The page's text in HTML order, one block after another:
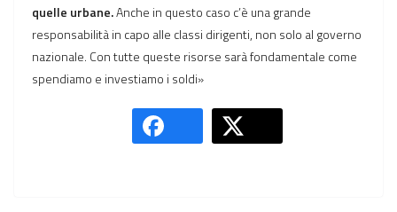
quelle urbane.Anche in questo caso c’è una grande
responsabilità in capo alle classi dirigenti, non solo al governo
nazionale. Con tutte queste risorse sarà fondamentale come
spendiamo e investiamo i soldi»